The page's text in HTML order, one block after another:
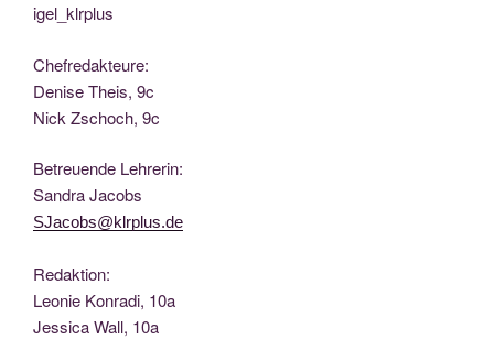
igel_klrplus
Chef­re­dak­teu­re:
Deni­se Theis, 9c
Nick Zscho­ch, 9c
Betreu­en­de Lehrerin:
San­dra Jacobs
SJacobs@klrplus.de
Redak­ti­on:
Leo­nie Kon­ra­di, 10a
Jes­si­ca Wall, 10a